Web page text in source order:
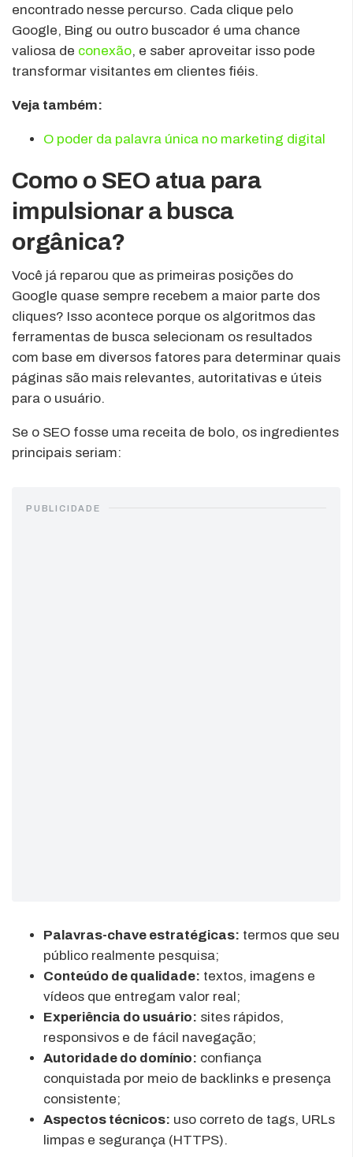
encontrado nesse percurso. Cada clique pelo
Google, Bing ou outro buscador é uma chance
valiosa de conexão, e saber aproveitar isso pode
transformar visitantes em clientes fiéis.
Veja também:
O poder da palavra única no marketing digital
Como o SEO atua para
impulsionar a busca
orgânica?
Você já reparou que as primeiras posições do
Google quase sempre recebem a maior parte dos
cliques? Isso acontece porque os algoritmos das
ferramentas de busca selecionam os resultados
com base em diversos fatores para determinar quais
páginas são mais relevantes, autoritativas e úteis
para o usuário.
Se o SEO fosse uma receita de bolo, os ingredientes
principais seriam:
PUBLICIDADE
Palavras-chave estratégicas: termos que seu
público realmente pesquisa;
Conteúdo de qualidade: textos, imagens e
vídeos que entregam valor real;
Experiência do usuário: sites rápidos,
responsivos e de fácil navegação;
Autoridade do domínio: confiança
conquistada por meio de backlinks e presença
consistente;
Aspectos técnicos: uso correto de tags, URLs
limpas e segurança (HTTPS).